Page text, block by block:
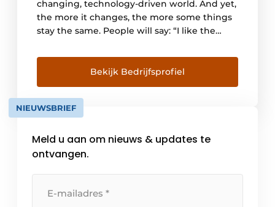
changing, technology-driven world. And yet,
the more it changes, the more some things
stay the same. People will say: “I like the
events business has a great future ahead of
it. There is no substitute for “being
there”. Only […]
Bekijk Bedrijfsprofiel
NIEUWSBRIEF
Meld u aan om nieuws & updates te
ontvangen.